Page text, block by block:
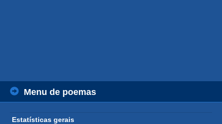
Menu de poemas
Estatísticas gerais